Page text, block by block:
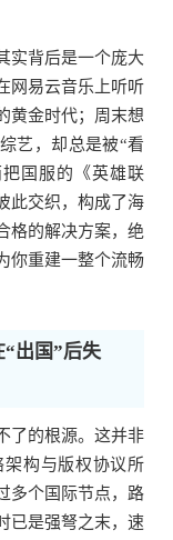
实背后是一个庞大
网易云音乐上听听
黄金时代；周末想
艺，却总是被“看
国服的《英雄联
此交织，构成了海
格的解决方案，绝
你重建一整个流畅
出国”后失
了的根源。这并非
构与版权协议所
多个国际节点，路
已是强弩之末，速